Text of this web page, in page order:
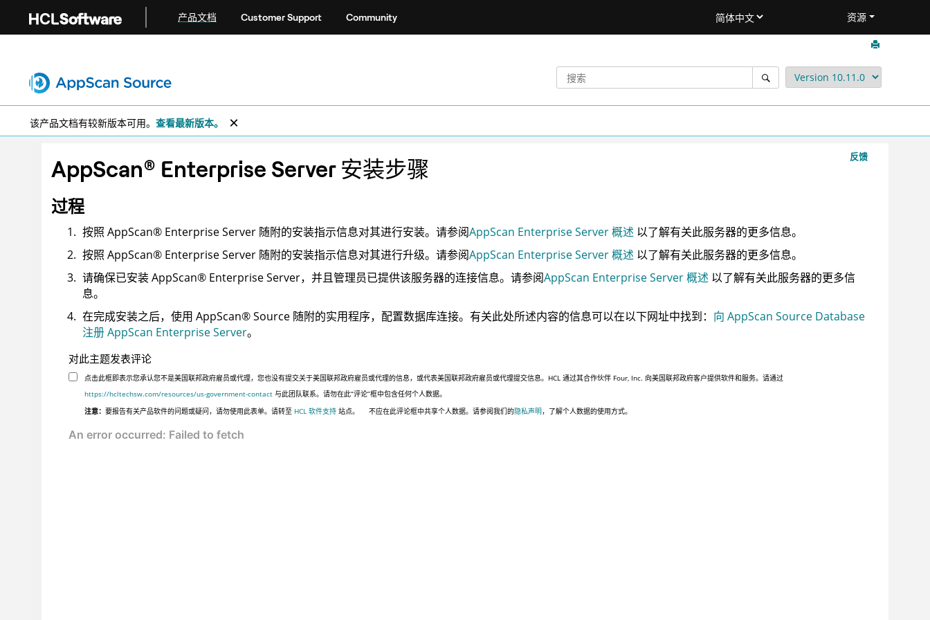
产品文档 Customer Support Community 资源
该产品文档有较新版本可用。 查看最新版本。
反馈
AppScan® Enterprise Server安装步骤
过程
按照 AppScan® Enterprise Server 随附的安装指示信息对其进行安装。请参阅AppScan Enterprise Server 概述 以了解有关此服务器的更多信息。
按照 AppScan® Enterprise Server 随附的安装指示信息对其进行升级。请参阅AppScan Enterprise Server 概述 以了解有关此服务器的更多信息。
请确保已安装AppScan® Enterprise Server，并且管理员已提供该服务器的连接信息。请参阅AppScan Enterprise Server 概述 以了解有关此服务器的更多信
息。
在完成安装之后，使用 AppScan®Source 随附的实用程序，配置数据库连接。有关此处所述内容的信息可以在以下网址中找到： 向 AppScan Source Database
注册 AppScan Enterprise Server。
对此主题发表评论
点击此框即表示您承认您不是美国联邦政府雇员或代理，您也没有提交关于美国联邦政府雇员或代理的信息，或代表美国联邦政府雇员或代理提交信息。HCL 通过其合作伙伴 Four, Inc. 向美国联邦政府客户提供软件和服务。请通过
https://hcltechsw.com/resources/us-government-contact与此团队联系。请勿在此“评论”框中包含任何个人数据。
注意： 要报告有关产品软件的问题或疑问，请勿使用此表单。请转至 HCL 软件支持站点。 不应在此评论框中共享个人数据。请参阅我们的隐私声明，了解个人数据的使用方式。